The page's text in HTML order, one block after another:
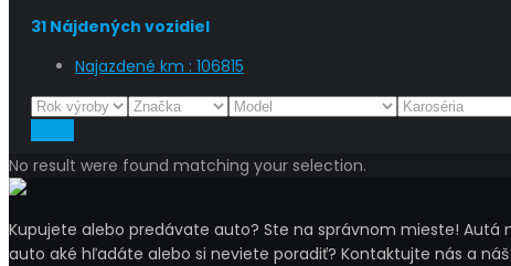
31 Nájdených vozidiel
Najazdené km : 106815
No result were found matching your selection.
Kupujete alebo predávate auto? Ste na správnom mieste! Autá
auto aké hľadáte alebo si neviete poradiť? Kontaktujte nás a